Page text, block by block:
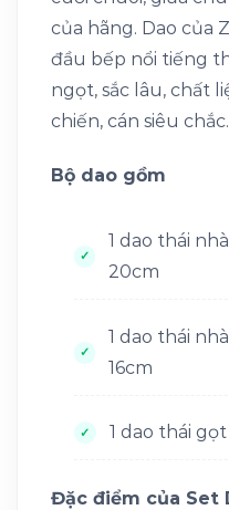
của hãng. Dao của
đầu bếp nổi tiếng
ngọt, sắc lâu, chất
chiến, cán siêu chắc.
Bộ dao gồm
1 dao thái
20cm
1 dao thái
16cm
1 dao thái
Đặc điểm của Set